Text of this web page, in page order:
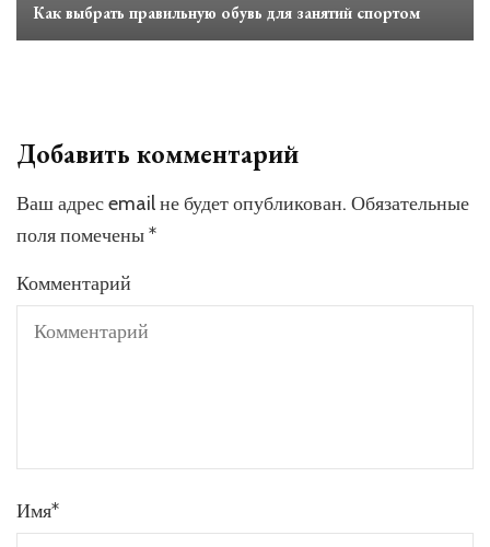
Как выбрать правильную обувь для занятий спортом
Добавить комментарий
Ваш адрес email не будет опубликован. Обязательные
поля помечены*
Комментарий
Имя*